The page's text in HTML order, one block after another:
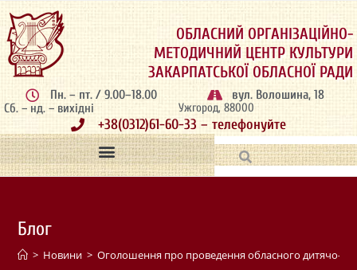
ОБЛАСНИЙ ОРГАНІЗАЦІЙНО-
МЕТОДИЧНИЙ ЦЕНТР КУЛЬТУРИ
ЗАКАРПАТСЬКОЇ ОБЛАСНОЇ РАДИ
Пн. – пт. / 9.00–18.00
Сб. – нд. – вихідні
вул. Волошина, 18
Ужгород, 88000
+38(0312)61-60-33 – телефонуйте
Блог
> Новини > Оголошення про проведення обласного дитячо-